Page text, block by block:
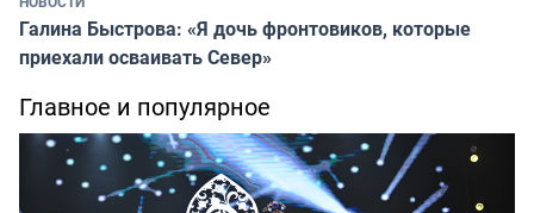
Галина Быстрова: «Я дочь фронтовиков, которые
приехали осваивать Север»
Главное и популярное